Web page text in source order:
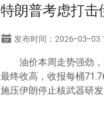
特朗普考虑打
发布时间：2026-03-03
油价本周走势强劲
最终收高，收报每桶
施压伊朗停止核武器研发